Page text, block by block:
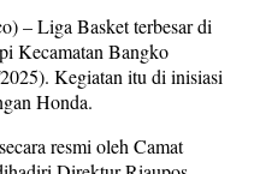
– Liga Basket terbesar di
Kecamatan Bangko
Kegiatan itu di inisiasi
Honda.
resmi oleh Camat